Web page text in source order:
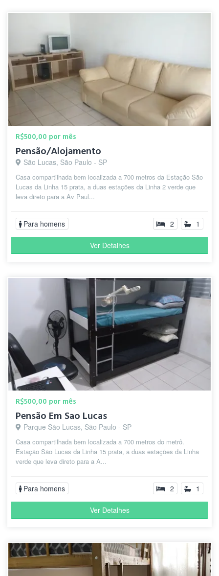
R$500,00 por mês
Pensão/Alojamento
São Lucas, São Paulo - SP
Casa compartilhada bem localizada a 700 metros da Estação São
Lucas da Linha 15 prata, a duas estações da Linha 2 verde que
leva direto para a Av Paul...
Para homens 2 1
Ver Detalhes
R$500,00 por mês
Pensão Em Sao Lucas
Parque São Lucas, São Paulo - SP
Casa compartilhada bem localizada a 700 metros do metrô.
Estação São Lucas da Linha 15 prata, a duas estações da Linha
verde que leva direto para a A...
Para homens 2 1
Ver Detalhes